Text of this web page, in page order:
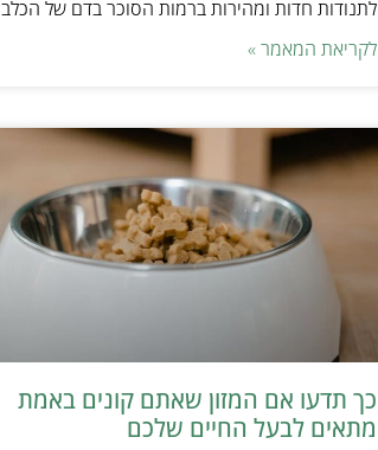
לתנודות חדות ומהירות ברמות הסוכר בדם של הכלב
לקריאת המאמר »
כך תדעו אם המזון שאתם קונים באמת
מתאים לבעל החיים שלכם